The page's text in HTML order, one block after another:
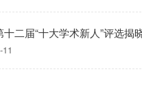
二届“十大学术新人”评选揭